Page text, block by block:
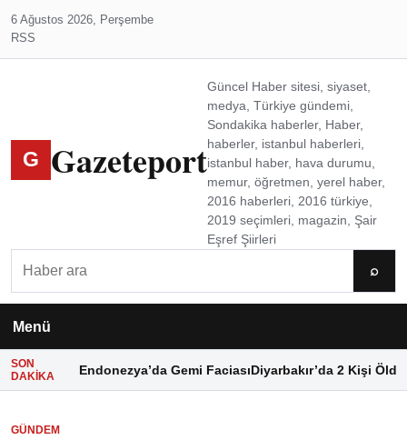
6 Ağustos 2026, Perşembe
RSS
G Gazeteport
Güncel Haber sitesi, siyaset,
medya, Türkiye gündemi,
Sondakika haberler, Haber,
haberler, istanbul haberleri,
istanbul haber, hava durumu,
memur, öğretmen, yerel haber,
2016 haberleri, 2016 türkiye,
2019 seçimleri, magazin, Şair
Eşref Şiirleri
⌕
Menü
SON
DAKIKA
Endonezya’da Gemi FaciasıDiyarbakır’da 2 Kişi Öldü
GÜNDEM